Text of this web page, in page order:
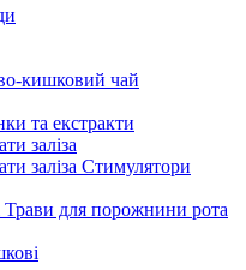
кишковий чай
та екстракти
заліза
заліза Стимулятори
Трави для порожнини рота